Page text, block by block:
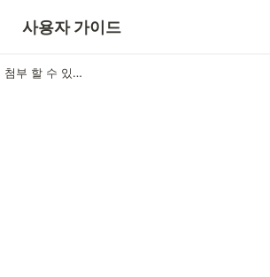
사용자 가이드
패밀리노트 앱에서 파일 첨부 할 수 있어요!
보호자